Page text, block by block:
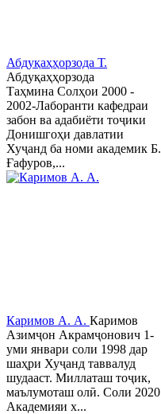
Абдуқаҳҳорзода Т.
Абдуқаҳҳорзода
Таҳмина Солҳои 2000 -
2002-Лаборанти кафедраи
забон ва адабиёти тоҷики
Донишгоҳи давлатии
Хуҷанд ба номи академик Б.
Ғафуров,...
Каримов А. А. Каримов
Азимҷон Акрамҷонович 1-
уми январи соли 1998 дар
шаҳри Хуҷанд таввалуд
шудааст. Миллаташ тоҷик,
маълумоташ олӣ. Соли 2020
Академияи х...